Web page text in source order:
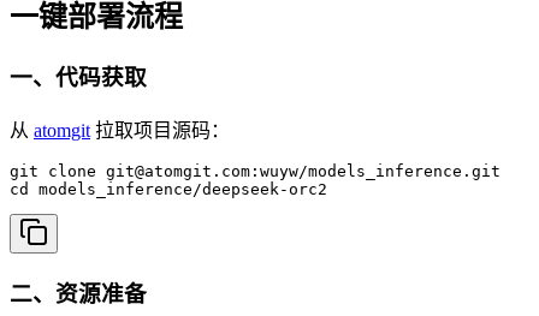
一键部署流程
一、代码获取
从 atomgit 拉取项目源码：
git clone git@atomgit.com:wuyw/models_inference.git
cd models_inference/deepseek-orc2
二、资源准备